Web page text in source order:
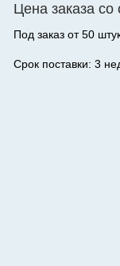
Цена заказа со
Под заказ от 50
Срок поставки: 3